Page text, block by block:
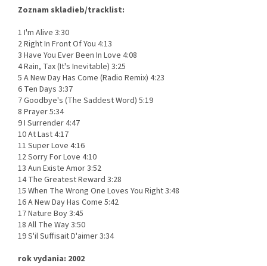
Zoznam skladieb/tracklist:
1 I'm Alive 3:30
2 Right In Front Of You 4:13
3 Have You Ever Been In Love 4:08
4 Rain, Tax (It's Inevitable) 3:25
5 A New Day Has Come (Radio Remix) 4:23
6 Ten Days 3:37
7 Goodbye's (The Saddest Word) 5:19
8 Prayer 5:34
9 I Surrender 4:47
10 At Last 4:17
11 Super Love 4:16
12 Sorry For Love 4:10
13 Aun Existe Amor 3:52
14 The Greatest Reward 3:28
15 When The Wrong One Loves You Right 3:48
16 A New Day Has Come 5:42
17 Nature Boy 3:45
18 All The Way 3:50
19 S'il Suffisait D'aimer 3:34
rok vydania: 2002